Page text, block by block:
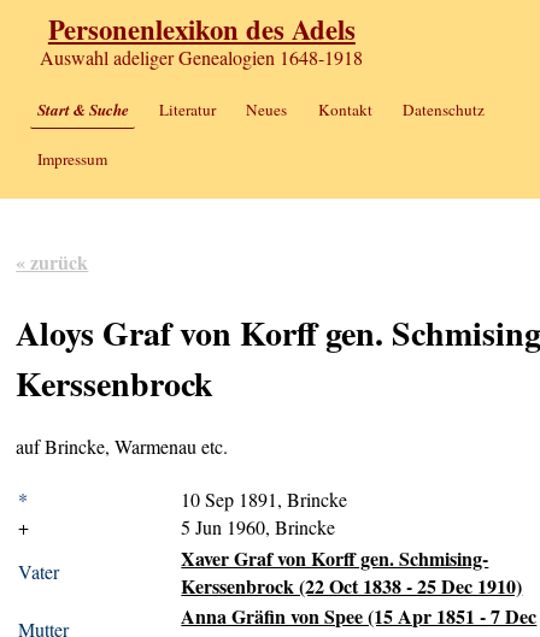
Personenlexikon des Adels
Auswahl adeliger Genealogien 1648-1918
Start & Suche Literatur Neues Kontakt Datenschutz
Impressum
« zurück
Aloys Graf von Korff gen.
Kerssenbrock
auf Brincke, Warmenau etc.
*
10 Sep 1891, Brincke
+
5 Jun 1960, Brincke
Vater
Xaver Graf von Korff gen. Schmising-
Kerssenbrock (22 Oct 1838 - 25 Dec 1910)
Mutter
Anna Gräfin von Spee (15 Apr 1851 - 7 Dec